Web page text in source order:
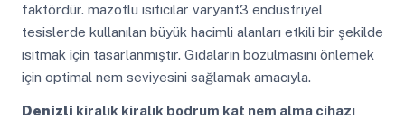
faktördür. mazotlu ısıtıcılar varyant3 endüstriyel
tesislerde kullanılan büyük hacimli alanları etkili bir şekilde
ısıtmak için tasarlanmıştır. Gıdaların bozulmasını önlemek
için optimal nem seviyesini sağlamak amacıyla.
Denizli kiralık kiralık bodrum kat nem alma cihazı